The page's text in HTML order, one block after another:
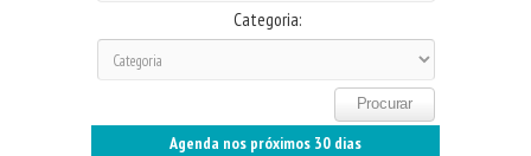
Categoria:
Agenda nos próximos 30 dias